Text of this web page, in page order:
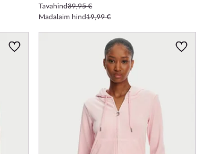
Tavahind39,95 €
Madalaim hind19,99 €